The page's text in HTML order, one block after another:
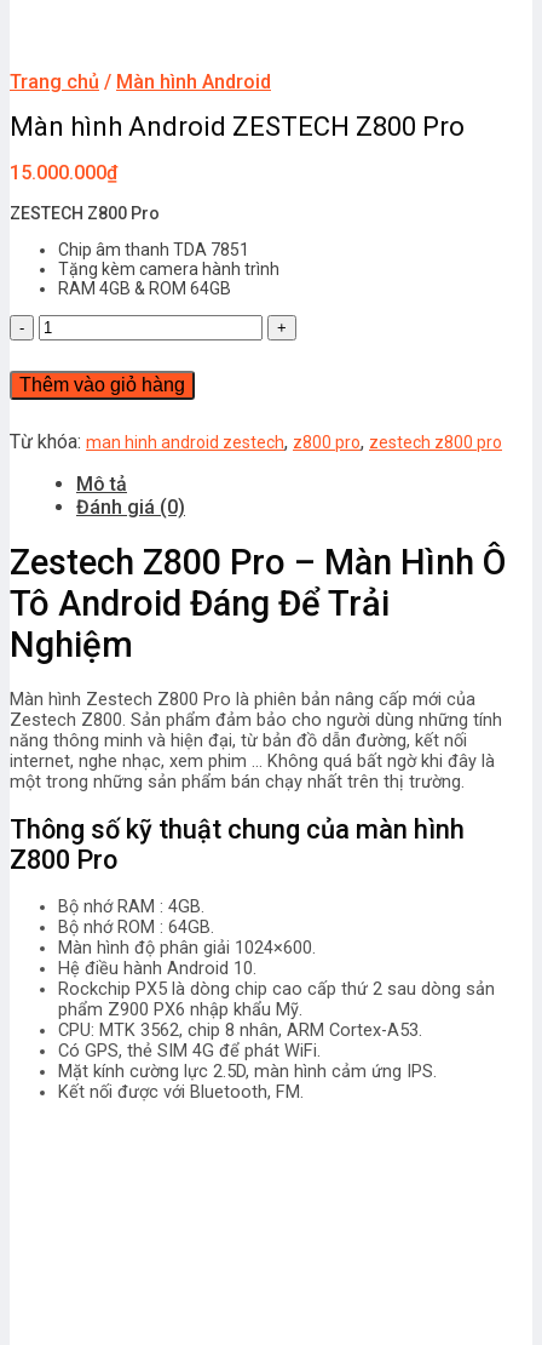
Trang chủ / Màn hình Android
Màn hình Android ZESTECH Z800 Pro
15.000.000₫
ZESTECH Z800 Pro
Chip âm thanh TDA 7851
Tặng kèm camera hành trình
RAM 4GB & ROM 64GB
Màn
hình
Android
ZESTECH
Pro
lượng
Thêm vào giỏ hàng
Từ khóa: man hinh android zestech, z800 pro, zestech z800 pro
Mô tả
Đánh giá (0)
Zestech Z800 Pro – Màn Hình Ô
Tô Android Đáng Để Trải
Nghiệm
Màn hình Zestech Z800 Pro là phiên bản nâng cấp mới của
Zestech Z800. Sản phẩm đảm bảo cho người dùng những tính
năng thông minh và hiện đại, từ bản đồ dẫn đường, kết nối
internet, nghe nhạc, xem phim … Không quá bất ngờ khi đây là
một trong những sản phẩm bán chạy nhất trên thị trường.
Thông số kỹ thuật chung của màn hình
Z800 Pro
Bộ nhớ RAM : 4GB.
Bộ nhớ ROM : 64GB.
Màn hình độ phân giải 1024×600.
Hệ điều hành Android 10.
Rockchip PX5 là dòng chip cao cấp thứ 2 sau dòng sản
phẩm Z900 PX6 nhập khẩu Mỹ.
CPU: MTK 3562, chip 8 nhân, ARM Cortex-A53.
Có GPS, thẻ SIM 4G để phát WiFi.
Mặt kính cường lực 2.5D, màn hình cảm ứng IPS.
Kết nối được với Bluetooth, FM.